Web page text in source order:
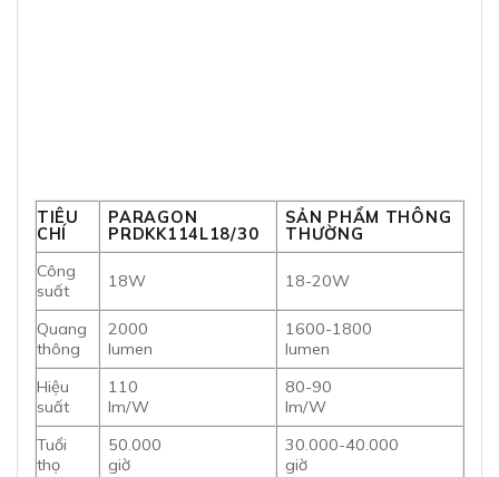
TIÊU
CHÍ
PARAGON
PRDKK114L18/30
SẢN PHẨM THÔNG
THƯỜNG
Công
suất
18W 18-20W
Quang
thông
2000
lumen
1600-1800
lumen
Hiệu
suất
110
lm/W
80-90
lm/W
Tuổi
thọ
50.000
giờ
30.000-40.000
giờ